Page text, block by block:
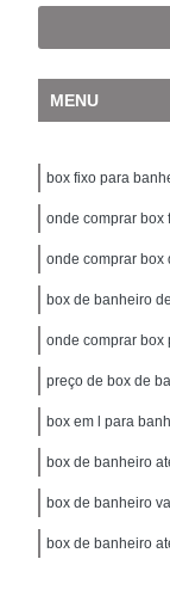
MENU
box fixo para
onde comprar box
onde comprar box
box de banheiro
onde comprar
preço de box de
box em l para
box de banheiro
box de banheiro
box de banheiro